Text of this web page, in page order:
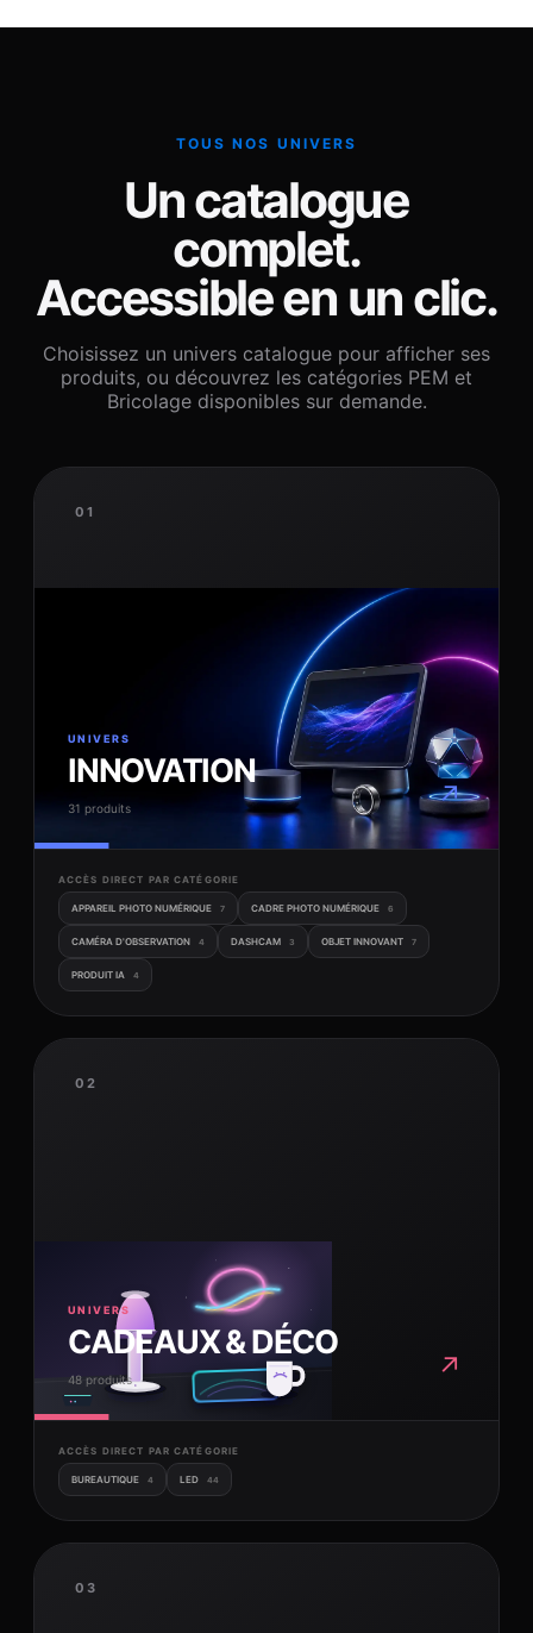
TOUS NOS UNIVERS
Un catalogue
complet.
Accessible en un clic.
Choisissez un univers catalogue pour afficher ses
produits, ou découvrez les catégories PEM et
Bricolage disponibles sur demande.
01
UNIVERS
INNOVATION
31 produits ↗
ACCÈS DIRECT PAR CATÉGORIE
APPAREIL PHOTO NUMÉRIQUE 7 CADRE PHOTO NUMÉRIQUE 6
CAMÉRA D'OBSERVATION 4 DASHCAM 3 OBJET INNOVANT 7
PRODUIT IA 4
02
UNIVERS
CADEAUX & DÉCO
48 produits ↗
ACCÈS DIRECT PAR CATÉGORIE
BUREAUTIQUE 4 LED 44
03